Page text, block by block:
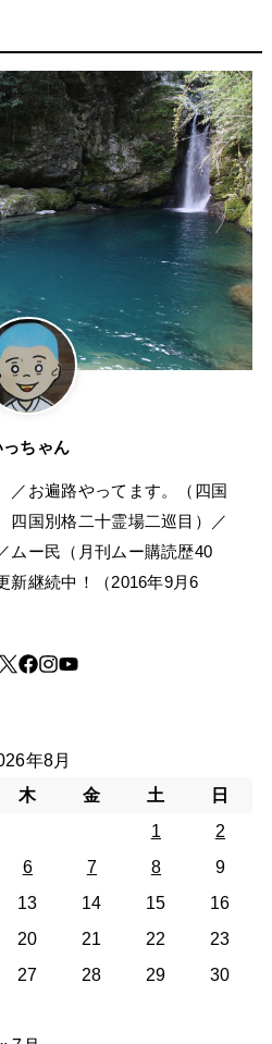
っちゃん
／お遍路やってます。（四国
四国別格二十霊場二巡目）／
ムー民（月刊ムー購読歴40
新継続中！（2016年9月6
年8月
木 金 土
日
1
2
6 7 8
9
13 14 15
16
20 21 22
23
27 28 29
30